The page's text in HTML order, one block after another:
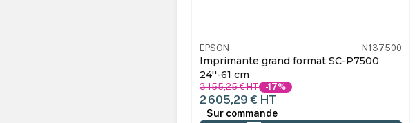
EPSON N137500
Imprimante grand format SC-P7500
24''-61 cm
3 155,25 €HT -17%
2 605,29 € HT
Sur commande